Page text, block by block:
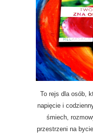
To rejs dla osób,
napięcie i
śmiech,
przestrzeni na